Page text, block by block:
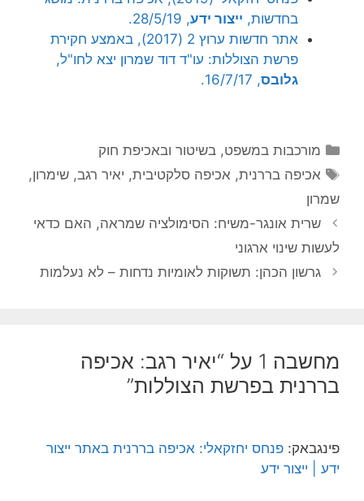
בחדשות, ייצור ידע, 28/5/19.
אתר חדשות ערוץ 2 (2017), באמצע חקירת
פרשת הצוללות: עו"ד דוד שמרון יצא לחו"ל,
גלובס, 16/7/17.
קטגוריות
מורכבות במשפט, בשיטור ובאכיפת חוק
תגיות
אכיפה בררנית, אכיפה סלקטיבית, יאיר רגב,שימרון,
שמרון
שרית אונגר-משיח: הסימולציה שמראה, האם כדאי
לעשות שינוי ארגוני
גרשון הכהן: תשוקות לאומיות נדחות – לא נעלמות
מחשבה 1 על “יאיר רגב: אכיפה
בררנית בפרשת הצוללות”
פינגבאק: פנחס יחזקאלי: אכיפה בררנית באתר ייצור
ידע | ייצור ידע